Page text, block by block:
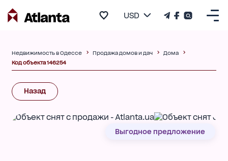
USD
Недвижимость в Одессе Продажа домов и дач
Дома
Код объекта 146254
Назад
Выгодное предложение